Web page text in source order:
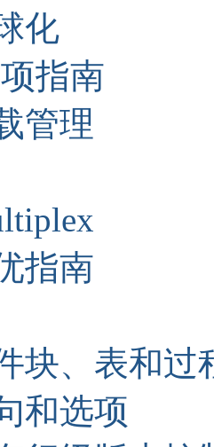
化
指南
管理
指南
块、表和过
和选项